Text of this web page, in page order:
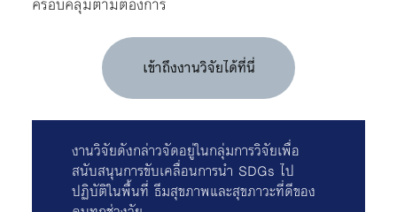
ครอบคลุมตามต้องการ
เข้าถึงงานวิจัยได้ที่นี่
งานวิจัยดังกล่าวจัดอยู่ในกลุ่มการวิจัยเพื่อ
สนับสนุนการขับเคลื่อนการนำ SDGs ไป
ปฏิบัติในพื้นที่ ธีมสุขภาพและสุขภาวะที่ดีของ